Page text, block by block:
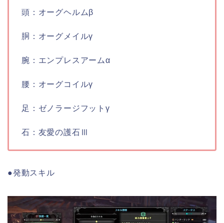
頭：オーグヘルムβ
胴：オーグメイルγ
腕：エンプレスアームα
腰：オーグコイルγ
足：ゼノラージフットγ
石：友愛の護石Ⅲ
●発動スキル